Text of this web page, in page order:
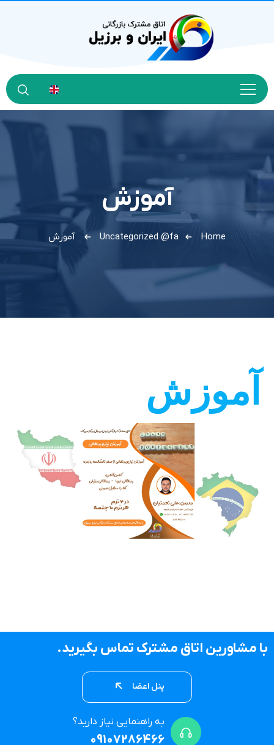
آموزش
Home
Uncategorized @fa آموزش
آموزش
با مشاورین اتاق مشترک تماس بگیرید.
پنل اعضا
به راهنمایی نیاز دارید؟
09107286466